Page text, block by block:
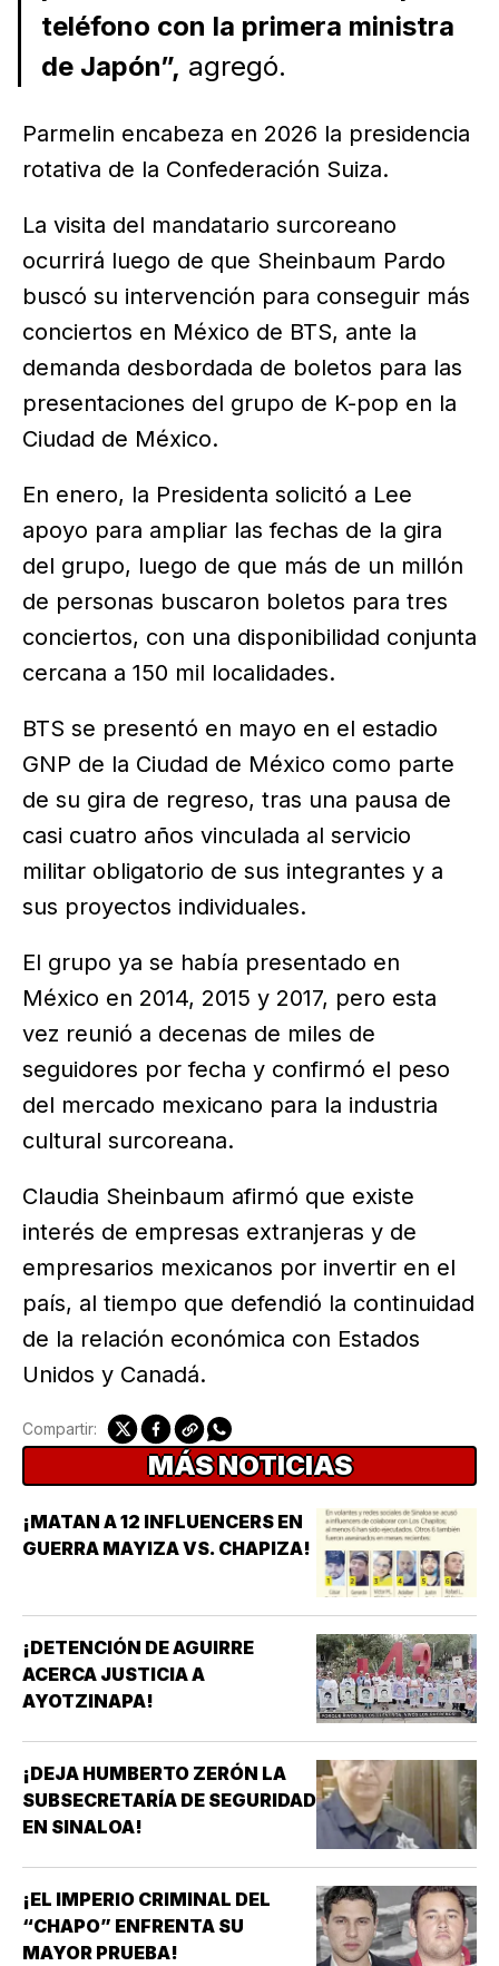
teléfono con la primera ministra
de Japón”, agregó.
Parmelin encabeza en 2026 la presidencia
rotativa de la Confederación Suiza.
La visita del mandatario surcoreano
ocurrirá luego de que Sheinbaum Pardo
buscó su intervención para conseguir más
conciertos en México de BTS, ante la
demanda desbordada de boletos para las
presentaciones del grupo de K-pop en la
Ciudad de México.
En enero, la Presidenta solicitó a Lee
apoyo para ampliar las fechas de la gira
del grupo, luego de que más de un millón
de personas buscaron boletos para tres
conciertos, con una disponibilidad conjunta
cercana a 150 mil localidades.
BTS se presentó en mayo en el estadio
GNP de la Ciudad de México como parte
de su gira de regreso, tras una pausa de
casi cuatro años vinculada al servicio
militar obligatorio de sus integrantes y a
sus proyectos individuales.
El grupo ya se había presentado en
México en 2014, 2015 y 2017, pero esta
vez reunió a decenas de miles de
seguidores por fecha y confirmó el peso
del mercado mexicano para la industria
cultural surcoreana.
Claudia Sheinbaum afirmó que existe
interés de empresas extranjeras y de
empresarios mexicanos por invertir en el
país, al tiempo que defendió la continuidad
de la relación económica con Estados
Unidos y Canadá.
Compartir:
MÁS NOTICIAS
¡MATAN A 12 INFLUENCERS EN
GUERRA MAYIZA VS. CHAPIZA!
¡DETENCIÓN DE AGUIRRE
ACERCA JUSTICIA A
AYOTZINAPA!
¡DEJA HUMBERTO ZERÓN LA
SUBSECRETARÍA DE SEGURIDAD
EN SINALOA!
¡EL IMPERIO CRIMINAL DEL
“CHAPO” ENFRENTA SU
MAYOR PRUEBA!